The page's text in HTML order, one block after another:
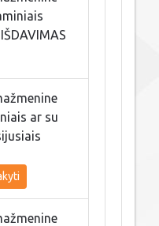
ar su